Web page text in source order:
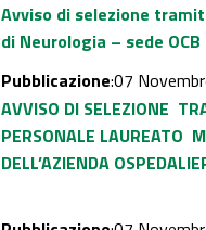
Avviso di selezione
di Neurologia – sede
Pubblicazione:07
AVVISO DI SELEZIONE
PERSONALE LAUREATO
DELL’AZIENDA OSPEDALIE